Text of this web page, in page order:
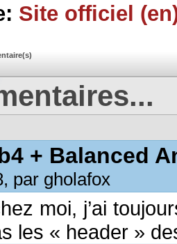
Site officiel
+ Balanced
par gholafox
moi, j’ai
les « header »